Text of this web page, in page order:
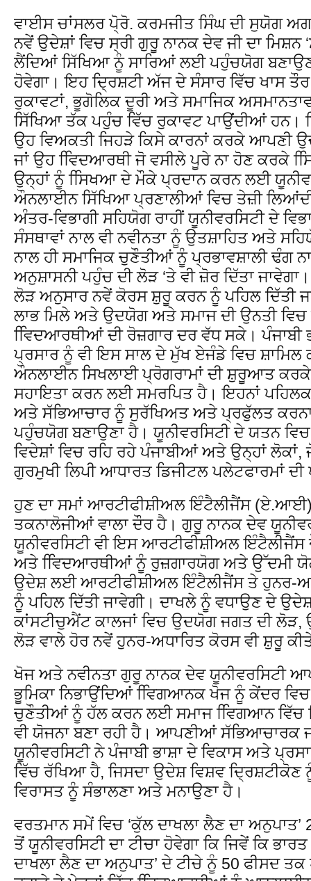
ਵਾਈਸ ਚਾਂਸਲਰ ਪੋ੍ਰੋ. ਕਰਮਜੀਤ ਸਿੰਘ ਦੀ ਸੁਯੋਗ
ਨਵੇਂ ਉਦੇਸ਼ਾਂ ਵਿਚ ਸ੍ਰੀ ਗੁਰੂ ਨਾਨਕ ਦੇਵ ਜੀ ਦਾ ਮਿਸ਼ਨ
ਲੈਂਦਿਆਂ ਸਿੱਖਿਆ ਨੂੰ ਸਾਰਿਆਂ ਲਈ ਪਹੁੰਚਯੋਗ
ਹੋਵੇਗਾ। ਇਹ ਦ੍ਰਿਸ਼ਟੀ ਅੱਜ ਦੇ ਸੰਸਾਰ ਵਿੱਚ ਖਾਸ ਤੌਰ
ਰੁਕਾਵਟਾਂ, ਭੂਗੋਲਿਕ ਦੂਰੀ ਅਤੇ ਸਮਾਜਿਕ
ਸਿੱਖਿਆ ਤੱਕ ਪਹੁੰਚ ਵਿੱਚ ਰੁਕਾਵਟ ਪਾਉਂਦੀਆਂ ਹਨ।
ਉਹ ਵਿਅਕਤੀ ਜਿਹੜੇ ਕਿਸੇ ਕਾਰਨਾਂ ਕਰਕੇ ਆਪਣੀ
ਜਾਂ ਉਹ ਵਿਿਦਆਰਥੀ ਜੋ ਵਸੀਲੇ ਪੂਰੇ ਨਾ ਹੋਣ ਕਰਕੇ
ਉਨ੍ਹਾਂ ਨੂੰ ਸਿਿਖਆ ਦੇ ਮੌਕੇ ਪ੍ਰਦਾਨ ਕਰਨ ਲਈ
ਔਨਲਾਈਨ ਸਿੱਖਿਆ ਪ੍ਰਣਾਲੀਆਂ ਵਿਚ ਤੇਜ਼ੀ
ਅੰਤਰ-ਵਿਭਾਗੀ ਸਹਿਯੋਗ ਰਾਹੀਂ ਯੂਨੀਵਰਸਿਟੀ ਦੇ
ਸੰਸਥਾਵਾਂ ਨਾਲ ਵੀ ਨਵੀਨਤਾ ਨੂੰ ਉਤਸ਼ਾਹਿਤ ਅਤੇ
ਨਾਲ ਹੀ ਸਮਾਜਿਕ ਚੁਣੌਤੀਆਂ ਨੂੰ ਪ੍ਰਭਾਵਸ਼ਾਲੀ
ਅਨੁਸ਼ਾਸਨੀ ਪਹੁੰਚ ਦੀ ਲੋੜ ‘ਤੇ ਵੀ ਜ਼ੋਰ ਦਿੱਤਾ
ਲੋੜ ਅਨੁਸਾਰ ਨਵੇਂ ਕੋਰਸ ਸ਼ੁਰੂ ਕਰਨ ਨੂੰ ਪਹਿਲ ਦਿੱਤੀ
ਲਾਭ ਮਿਲੇ ਅਤੇ ਉਦਯੋਗ ਅਤੇ ਸਮਾਜ ਦੀ ਉਨਤੀ ਵਿਚ
ਵਿਿਦਆਰਥੀਆਂ ਦੀ ਰੋਜ਼ਗਾਰ ਦਰ ਵੱਧ ਸਕੇ। ਪੰਜਾਬੀ
ਪ੍ਰਸਾਰ ਨੂੰ ਵੀ ਇਸ ਸਾਲ ਦੇ ਮੁੱਖ ਏਜੰਡੇ ਵਿਚ ਸ਼ਾਮਿਲ
ਔਨਲਾਈਨ ਸਿਖਲਾਈ ਪ੍ਰੋਗਰਾਮਾਂ ਦੀ ਸ਼ੁਰੂਆਤ ਕਰਕੇ
ਸਹਾਇਤਾ ਕਰਨ ਲਈ ਸਮਰਪਿਤ ਹੈ। ਇਹਨਾਂ
ਅਤੇ ਸੱਭਿਆਚਾਰ ਨੂੰ ਸੁਰੱਖਿਅਤ ਅਤੇ ਪ੍ਰਫੁੱਲਤ ਕਰਨਾ
ਪਹੁੰਚਯੋਗ ਬਣਾਉਣਾ ਹੈ। ਯੂਨੀਵਰਸਿਟੀ ਦੇ ਯਤਨ
ਵਿਦੇਸ਼ਾਂ ਵਿਚ ਰਹਿ ਰਹੇ ਪੰਜਾਬੀਆਂ ਅਤੇ ਉਨ੍ਹਾਂ ਲੋਕਾਂ,
ਗੁਰਮੁਖੀ ਲਿਪੀ ਆਧਾਰਤ ਡਿਜੀਟਲ ਪਲੇਟਫਾਰਮਾਂ ਦੀ
ਹੁਣ ਦਾ ਸਮਾਂ ਆਰਟੀਫੀਸ਼ੀਅਲ ਇੰਟੈਲੀਜੈਂਸ
ਤਕਨਾਲੋਜੀਆਂ ਵਾਲਾ ਦੌਰ ਹੈ। ਗੁਰੂ ਨਾਨਕ ਦੇਵ
ਯੂਨੀਵਰਸਿਟੀ ਵੀ ਇਸ ਆਰਟੀਫੀਸ਼ੀਅਲ
ਅਤੇ ਵਿਿਦਆਰਥੀਆਂ ਨੂੰ ਰੁਜ਼ਗਾਰਯੋਗ ਅਤੇ ਉੱਦਮੀ
ਉਦੇਸ਼ ਲਈ ਆਰਟੀਫੀਸ਼ੀਅਲ ਇੰਟੈਲੀਜੈਂਸ ਤੇ ਹੁਨਰ-
ਨੂੰ ਪਹਿਲ ਦਿੱਤੀ ਜਾਵੇਗੀ। ਦਾਖਲੇ ਨੂੰ ਵਧਾਉਣ ਦੇ
ਕਾਂਸਟੀਚੁਐਂਟ ਕਾਲਜਾਂ ਵਿਚ ਉਦਯੋਗ ਜਗਤ ਦੀ ਲੋੜ,
ਲੋੜ ਵਾਲੇ ਹੋਰ ਨਵੇਂ ਹੁਨਰ-ਅਧਾਰਿਤ ਕੋਰਸ ਵੀ ਸ਼ੁਰੂ
ਖੋਜ ਅਤੇ ਨਵੀਨਤਾ ਗੁਰੂ ਨਾਨਕ ਦੇਵ ਯੂਨੀਵਰਸਿਟੀ
ਭੂਮਿਕਾ ਨਿਭਾਉਂਦਿਆਂ ਵਿਿਗਆਨਕ ਖੋਜ ਨੂੰ ਕੇਂਦਰ
ਚੁਣੌਤੀਆਂ ਨੂੰ ਹੱਲ ਕਰਨ ਲਈ ਸਮਾਜ ਵਿਿਗਆਨ ਵਿੱਚ
ਵੀ ਯੋਜਨਾ ਬਣਾ ਰਹੀ ਹੈ। ਆਪਣੀਆਂ ਸੱਭਿਆਚਾਰਕ
ਯੂਨੀਵਰਸਿਟੀ ਨੇ ਪੰਜਾਬੀ ਭਾਸ਼ਾ ਦੇ ਵਿਕਾਸ ਅਤੇ
ਵਿੱਚ ਰੱਖਿਆ ਹੈ, ਜਿਸਦਾ ਉਦੇਸ਼ ਵਿਸ਼ਵ
ਵਿਰਾਸਤ ਨੂੰ ਸੰਭਾਲਣਾ ਅਤੇ ਮਨਾਉਣਾ ਹੈ।
ਵਰਤਮਾਨ ਸਮੇਂ ਵਿਚ ‘ਕੁੱਲ ਦਾਖਲਾ ਲੈਣ ਦਾ
ਤੋਂ ਯੂਨੀਵਰਸਿਟੀ ਦਾ ਟੀਚਾ ਹੋਵੇਗਾ ਕਿ ਜਿਵੇਂ ਕਿ
ਦਾਖਲਾ ਲੈਣ ਦਾ ਅਨੁਪਾਤ’ ਦੇ ਟੀਚੇ ਨੂੰ 50 ਫੀਸਦ